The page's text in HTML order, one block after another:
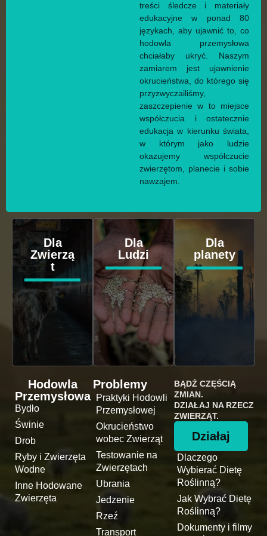
treści śledcze i materiały
edukacyjne w ponad 80
językach, aby ujawnić to, co
hodowla przemysłowa
chciałaby ukryć. Naszym
zamiarem jest ujawnienie
okrucieństwa, do którego się
przyzwyczailiśmy,
zaszczepienie w to miejsce
współczucia i ostatecznie
edukacja w kierunku świata,
w którym jako ludzie
okazujemy współczucie
zwierzętom, planecie i sobie
nawzajem.
Dla
Zwierzą
t
Dla
Ludzi
Dla
planety
Hodowla
Przemysłowa
Bydło
Świnie
Drob
Ryby i Zwierzęta
Wodne
Inne Hodowane
Zwierzęta
Problemy
Praktyki Hodowli
Przemysłowej
Okrucieństwo
wobec Zwierząt
Testowanie na
Zwierzętach
Ubrania
Jedzenie
Rzeź
Transport
BĄDŹ CZĘŚCIĄ
ZMIAN.
DZIAŁAJ NA RZECZ
ZWIERZĄT.
Działaj
Dlaczego
Wybierać Dietę
Roślinną?
Jak Wybrać Dietę
Roślinną?
Dokumenty i filmy